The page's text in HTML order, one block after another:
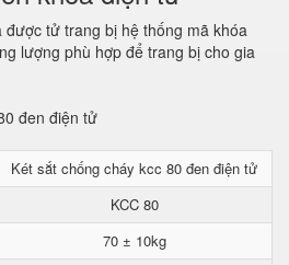
được tử trang bị hệ thống mã khóa
lượng phù hợp để trang bị cho gia
Két sắt chống cháy kcc 80 đen điện tử
KCC 80
70 ± 10kg